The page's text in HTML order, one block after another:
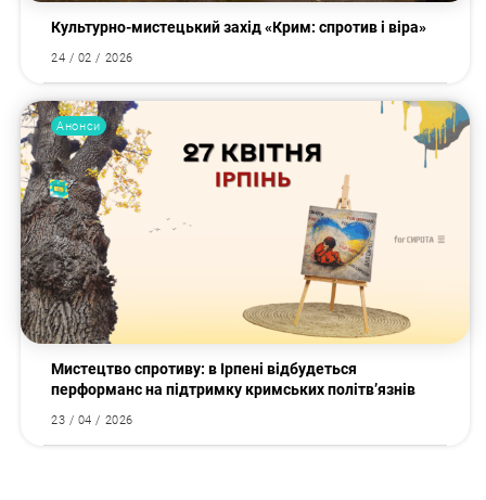
Культурно-мистецький захід «Крим: спротив і віра»
24 / 02 / 2026
Анонси
Мистецтво спротиву: в Ірпені відбудеться
перформанс на підтримку кримських політв’язнів
23 / 04 / 2026